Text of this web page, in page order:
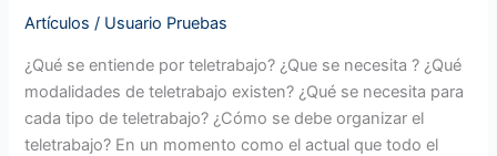
Artículos / Usuario Pruebas
¿Qué se entiende por teletrabajo? ¿Que se necesita ? ¿Qué
modalidades de teletrabajo existen? ¿Qué se necesita para
cada tipo de teletrabajo? ¿Cómo se debe organizar el
teletrabajo? En un momento como el actual que todo el